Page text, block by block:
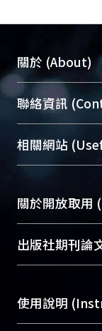
關於 (About)
臺大位居世界
展現本校豐碩
機構典藏（
台，成為臺大
究能量、促
成果。
To
profiles and
services of
聯絡資訊
總館學科館員
醫學圖書館學
Sciences
相關網站
關於開放取用
開放取用是從
動，應用在學
用逐年攀升。
出版社期刊論
含部分內容
助與合作完
使用說明